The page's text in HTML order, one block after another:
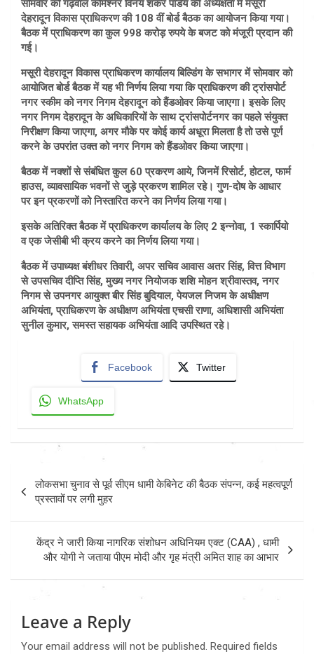
सोमवार को गढ़वाल कमिश्नर विनय शंकर पांडेय की अध्यक्षता में मसूरी
देहरादून विकास प्राधिकरण की 108 वीं बोर्ड बैठक का आयोजन किया गया।
बैठक में प्राधिकरण का कुल 998 करोड़ रुपये के बजट को मंजूरी प्रदान की
गई।
मसूरी देहरादून विकास प्राधिकरण कार्यालय बिल्डिंग के सभागर में सोमवार को
आयोजित बोर्ड बैठक में यह भी निर्णय लिया गया कि प्राधिकरण की ट्रांसपोर्ट
नगर स्कीम को नगर निगम देहरादून को हैंडओवर किया जाएगा। इसके लिए
नगर निगम देहरादून के अधिकारियों के साथ ट्रांसपोर्टनगर का पहले संयुक्त
निरीक्षण किया जाएगा, अगर मौके पर कोई कार्य अधूरा मिलता है तो उसे पूर्ण
करने के उपरांत उक्त को नगर निगम को हैंडओवर किया जाएगा।
बैठक में नक्शों से संबंधित कुल 60 प्रकरण आये, जिनमें रिसोर्ट, होटल, फार्म
हाउस, व्यावसायिक भवनों से जुड़े प्रकरण शामिल रहे। गुण-दोष के आधार
पर इन प्रकरणों को निस्तारित करने का निर्णय लिया गया।
इसके अतिरिक्त बैठक में प्राधिकरण कार्यालय के लिए 2 इन्नोवा, 1 स्कार्पियो
व एक जेसीबी भी क्रय करने का निर्णय लिया गया।
बैठक में उपाध्यक्ष बंशीधर तिवारी, अपर सचिव आवास अतर सिंह, वित्त विभाग
से उपसचिव दीप्ति सिंह, मुख्य नगर नियोजक शशि मोहन श्रीवास्तव, नगर
निगम से उपनगर आयुक्त बीर सिंह बुदियाल, पेयजल निजम के अधीक्षण
अभियंता, प्राधिकरण के अधीक्षण अभियंता एचसी राणा, अधिशासी अभियंता
सुनील कुमार, समस्त सहायक अभियंता आदि उपस्थित रहे।
Facebook Twitter
WhatsApp
Post
navigation
लोकसभा चुनाव से पूर्व सीएम धामी केबिनेट की बैठक संपन्न, कई महत्वपूर्ण
प्रस्तावों पर लगी मुहर
केंद्र ने जारी किया नागरिक संशोधन अधिनियम एक्ट (CAA) , धामी
और योगी ने जताया पीएम मोदी और गृह मंत्री अमित शाह का आभार
Leave a Reply
Your email address will not be published. Required fields